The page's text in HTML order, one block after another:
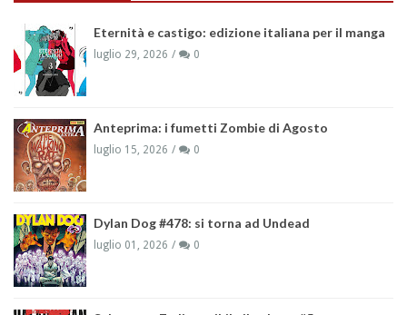
Eternità e castigo: edizione italiana per il manga
luglio 29, 2026 0
Anteprima: i fumetti Zombie di Agosto
luglio 15, 2026 0
Dylan Dog #478: si torna ad Undead
luglio 01, 2026 0